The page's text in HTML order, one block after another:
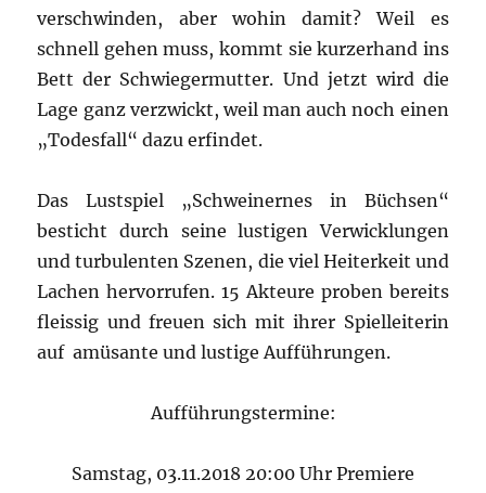
verschwinden, aber wohin damit? Weil es
schnell gehen muss, kommt sie kurzerhand ins
Bett der Schwiegermutter. Und jetzt wird die
Lage ganz verzwickt, weil man auch noch einen
„Todesfall“ dazu erfindet.
Das Lustspiel „Schweinernes in Büchsen“
besticht durch seine lustigen Verwicklungen
und turbulenten Szenen, die viel Heiterkeit und
Lachen hervorrufen. 15 Akteure proben bereits
fleissig und freuen sich mit ihrer Spielleiterin
auf amüsante und lustige Aufführungen.
Aufführungstermine:
Samstag, 03.11.2018 20:00 Uhr Premiere